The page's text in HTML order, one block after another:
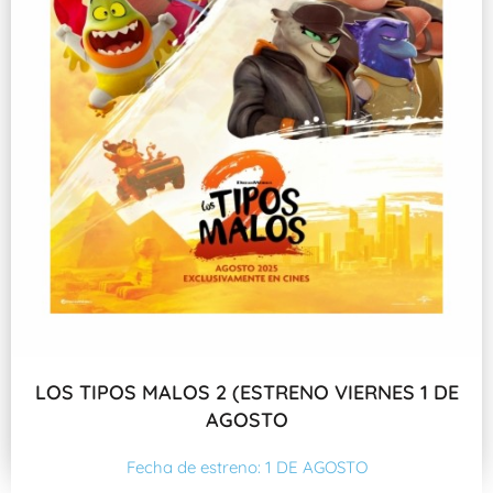
LOS TIPOS MALOS 2 (ESTRENO VIERNES 1 DE
AGOSTO
Fecha de estreno: 1 DE AGOSTO